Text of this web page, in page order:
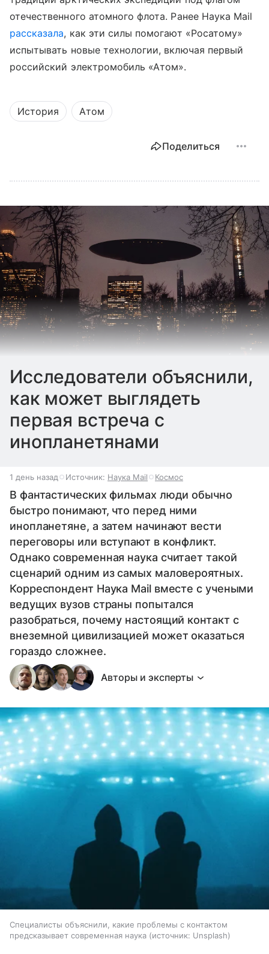
отечественного атомного флота. Ранее Наука Mail
рассказала, как эти силы помогают «Росатому»
испытывать новые технологии, включая первый
российский электромобиль «Атом».
История Атом
Поделиться
Исследователи объяснили,
как может выглядеть
первая встреча с
инопланетянами
1 день назад Источник: Наука Mail Космос
В фантастических фильмах люди обычно
быстро понимают, что перед ними
инопланетяне, а затем начинают вести
переговоры или вступают в конфликт.
Однако современная наука считает такой
сценарий одним из самых маловероятных.
Корреспондент Наука Mail вместе с учеными
ведущих вузов страны попытался
разобраться, почему настоящий контакт с
внеземной цивилизацией может оказаться
гораздо сложнее.
Авторы и эксперты
Специалисты объяснили, какие проблемы с контактом
предсказывает современная наука
источник: Unsplash